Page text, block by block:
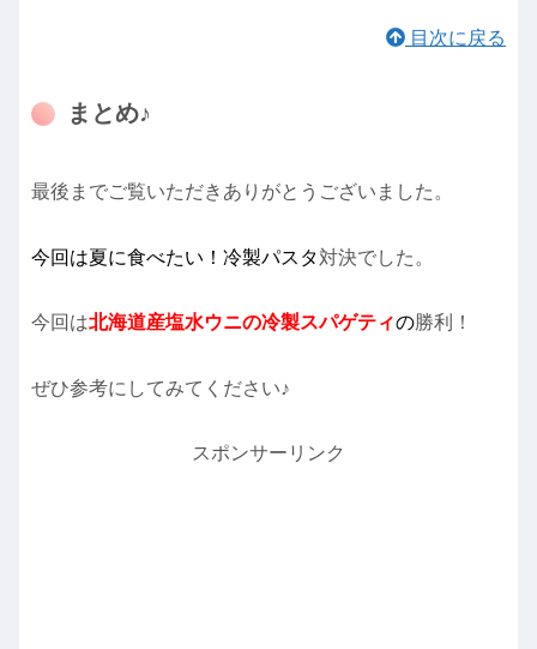
目次に戻る
まとめ♪
最後までご覧いただきありがとうございました。
今回は夏に食べたい！冷製パスタ対決でした。
今回は北海道産塩水ウニの冷製スパゲティの勝利！
ぜひ参考にしてみてください♪
スポンサーリンク